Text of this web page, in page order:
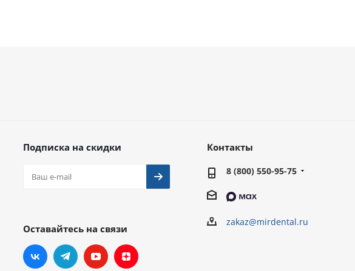
Подписка на скидки
Оставайтесь на связи
Контакты
8 (800) 550-95-75
zakaz@mirdental.ru